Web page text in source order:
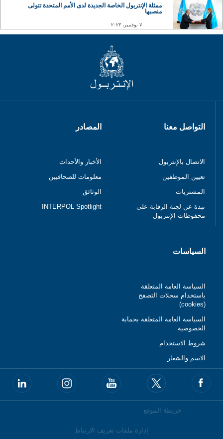
ممثلة الإنتربول الخاصة الجديدة لدى الأمم المتحدة تتولى
منصبها
٧ نوفمبر، ٢٠٢٣
التواصل معنا
الاتصال بالإنتربول
تعيين الموظفين
المشتريات
نبذة عن لجنة الرقابة على
محفوظات الإنتربول
المصادر
الأخبار والأحداث
معلومات للصحافيين
الوثائق
INTERPOL Spotlight
السياسات
السياسة العامة المتعلقة
باستخدام سجلات التصفح
(cookies)
السياسة العامة المتعلقة بحماية
الخصوصية
شروط الاستخدام
الاسم والشعار
خريطة الموقع
إدارة ملفات تعريف الارتباط